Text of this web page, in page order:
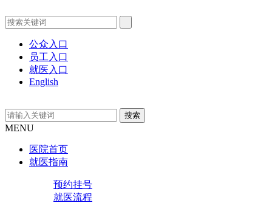
公众入口
员工入口
就医入口
English
MENU
医院首页
就医指南
预约挂号
就医流程